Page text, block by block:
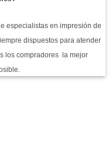
especialistas en impresión de
dispuestos para atender
los compradores la mejor